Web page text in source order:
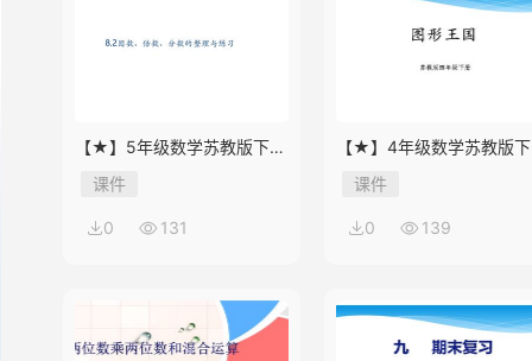
【★】5年级数学苏教版下册
课件第8单元《单元复习》
课件
0 131
【★】4年级数学苏教版
课件第9单元《单元复习》
课件
0 139